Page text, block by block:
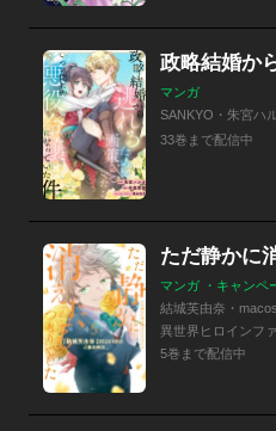
マンガ
SANKYO・朱宮ハ
33巻まで配信中
ただ静かに
マンガ ・キャンペ
結城芙由奈・
異世界ヒロインフ
5巻まで配信中